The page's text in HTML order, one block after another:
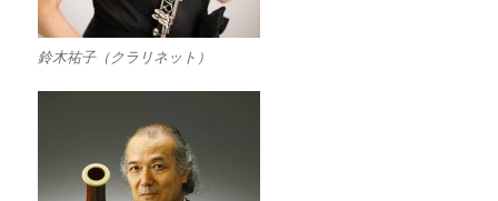
鈴木祐子（クラリネット）